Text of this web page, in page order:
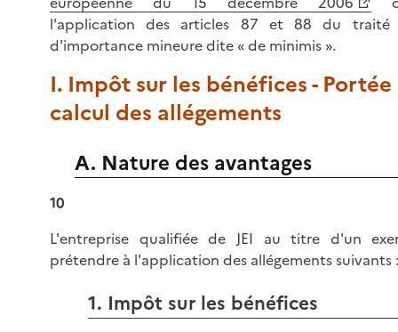
l'application des articles 87 et 88 du traité
d'importance mineure dite « de minimis ».
I. Impôt sur les bénéfices -
calcul des allégements
A. Nature des avantages
10
L'entreprise qualifiée de JEI au titre d'un
prétendre à l'application des allégements suivants :
1. Impôt sur les bénéfices